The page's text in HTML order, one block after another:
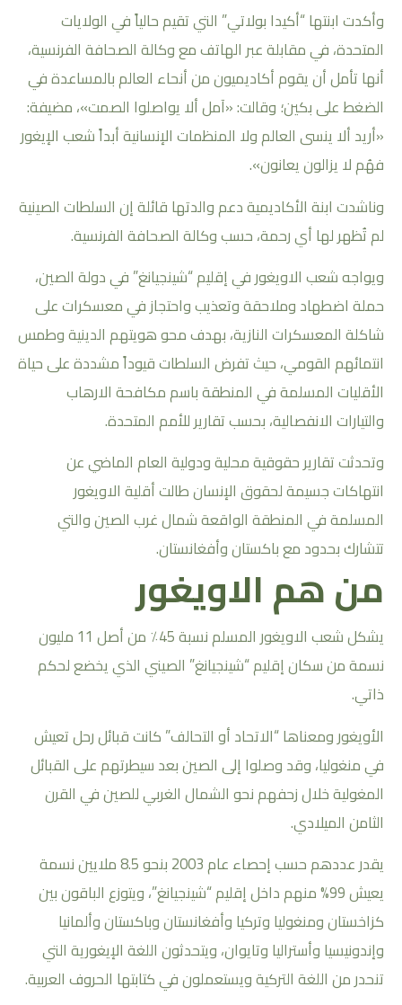
وأكدت ابنتها “أكيدا بولاتي” التي تقيم حالياً في الولايات
المتحدة، في مقابلة عبر الهاتف مع وكالة الصحافة الفرنسية،
أنها تأمل أن يقوم أكاديميون من أنحاء العالم بالمساعدة في
الضغط على بكين؛ وقالت: «آمل ألا يواصلوا الصمت»، مضيفة:
«أريد ألا ينسى العالم ولا المنظمات الإنسانية أبداً شعب الإيغور
فهُم لا يزالون يعانون».
وناشدت ابنة الأكاديمية دعم والدتها قائلة إن السلطات الصينية
لم تُظهر لها أي رحمة، حسب وكالة الصحافة الفرنسية.
ويواجه شعب الاويغور في إقليم “شينجيانغ” في دولة الصين،
حملة اضطهاد وملاحقة وتعذيب واحتجاز في معسكرات على
شاكلة المعسكرات النازية، بهدف محو هويتهم الدينية وطمس
انتمائهم القومي، حيث تفرض السلطات قيوداً مشددة على حياة
الأقليات المسلمة في المنطقة باسم مكافحة الارهاب
والتيارات الانفصالية، بحسب تقارير للأمم المتحدة.
وتحدثت تقارير حقوقية محلية ودولية العام الماضي عن
انتهاكات جسيمة لحقوق الإنسان طالت أقلية الاويغور
المسلمة في المنطقة الواقعة شمال غرب الصين والتي
تتشارك بحدود مع باكستان وأفغانستان.
من هم الاويغور
يشكل شعب الاويغور المسلم نسبة 45٪ من أصل 11 مليون
نسمة من سكان إقليم “شينجيانغ” الصيني الذي يخضع لحكم
ذاتي.
الأويغور ومعناها “الاتحاد أو التحالف” كانت قبائل رحل تعيش
في منغوليا، وقد وصلوا إلى الصين بعد سيطرتهم على القبائل
المغولية خلال زحفهم نحو الشمال الغربي للصين في القرن
الثامن الميلادي.
يقدر عددهم حسب إحصاء عام 2003 بنحو 8.5 ملايين نسمة
يعيش 99% منهم داخل إقليم “شينجيانغ”، ويتوزع الباقون بين
كزاخستان ومنغوليا وتركيا وأفغانستان وباكستان وألمانيا
وإندونيسيا وأستراليا وتايوان، ويتحدثون اللغة الإيغورية التي
تنحدر من اللغة التركية ويستعملون في كتابتها الحروف العربية.